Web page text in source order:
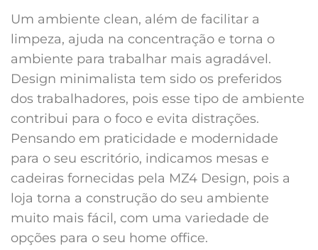
Um ambiente clean, além de facilitar a
limpeza, ajuda na concentração e torna o
ambiente para trabalhar mais agradável.
Design minimalista tem sido os preferidos
dos trabalhadores, pois esse tipo de ambiente
contribui para o foco e evita distrações.
Pensando em praticidade e modernidade
para o seu escritório, indicamos mesas e
cadeiras fornecidas pela MZ4 Design, pois a
loja torna a construção do seu ambiente
muito mais fácil, com uma variedade de
opções para o seu home office.